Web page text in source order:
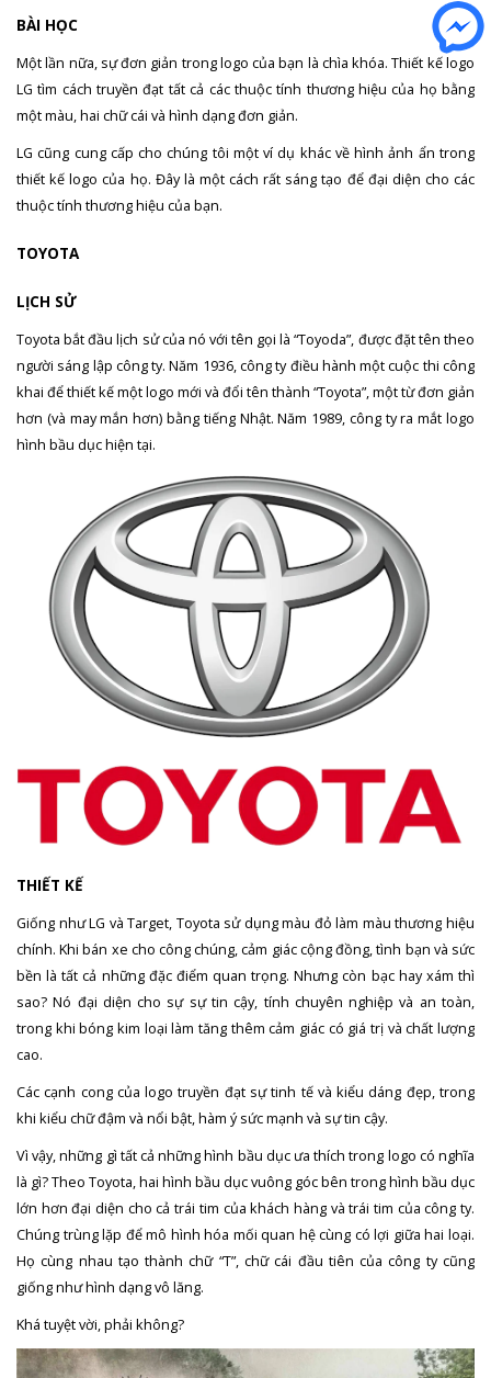
BÀI HỌC
Một lần nữa, sự đơn giản trong logo của bạn là chìa khóa. Thiết kế logo
LG tìm cách truyền đạt tất cả các thuộc tính thương hiệu của họ bằng
một màu, hai chữ cái và hình dạng đơn giản.
LG cũng cung cấp cho chúng tôi một ví dụ khác về hình ảnh ẩn trong
thiết kế logo của họ. Đây là một cách rất sáng tạo để đại diện cho các
thuộc tính thương hiệu của bạn.
TOYOTA
LỊCH SỬ
Toyota bắt đầu lịch sử của nó với tên gọi là “Toyoda”, được đặt tên theo
người sáng lập công ty. Năm 1936, công ty điều hành một cuộc thi công
khai để thiết kế một logo mới và đổi tên thành “Toyota”, một từ đơn giản
hơn (và may mắn hơn) bằng tiếng Nhật. Năm 1989, công ty ra mắt logo
hình bầu dục hiện tại.
THIẾT KẾ
Giống như LG và Target, Toyota sử dụng màu đỏ làm màu thương hiệu
chính. Khi bán xe cho công chúng, cảm giác cộng đồng, tình bạn và sức
bền là tất cả những đặc điểm quan trọng. Nhưng còn bạc hay xám thì
sao? Nó đại diện cho sự sự tin cậy, tính chuyên nghiệp và an toàn,
trong khi bóng kim loại làm tăng thêm cảm giác có giá trị và chất lượng
cao.
Các cạnh cong của logo truyền đạt sự tinh tế và kiểu dáng đẹp, trong
khi kiểu chữ đậm và nổi bật, hàm ý sức mạnh và sự tin cậy.
Vì vậy, những gì tất cả những hình bầu dục ưa thích trong logo có nghĩa
là gì? Theo Toyota, hai hình bầu dục vuông góc bên trong hình bầu dục
lớn hơn đại diện cho cả trái tim của khách hàng và trái tim của công ty.
Chúng trùng lặp để mô hình hóa mối quan hệ cùng có lợi giữa hai loại.
Họ cùng nhau tạo thành chữ “T”, chữ cái đầu tiên của công ty cũng
giống như hình dạng vô lăng.
Khá tuyệt vời, phải không?